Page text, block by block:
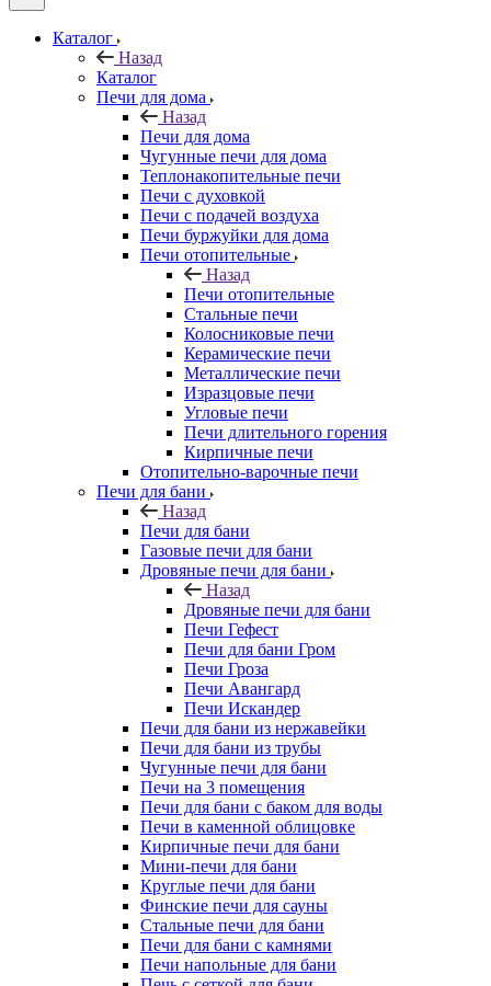
Каталог
Назад
Каталог
Печи для дома
Назад
Печи для дома
Чугунные печи для дома
Теплонакопительные печи
Печи с духовкой
Печи с подачей воздуха
Печи буржуйки для дома
Печи отопительные
Назад
Печи отопительные
Стальные печи
Колосниковые печи
Керамические печи
Металлические печи
Изразцовые печи
Угловые печи
Печи длительного горения
Кирпичные печи
Отопительно-варочные печи
Печи для бани
Назад
Печи для бани
Газовые печи для бани
Дровяные печи для бани
Назад
Дровяные печи для бани
Печи Гефест
Печи для бани Гром
Печи Гроза
Печи Авангард
Печи Искандер
Печи для бани из нержавейки
Печи для бани из трубы
Чугунные печи для бани
Печи на 3 помещения
Печи для бани с баком для воды
Печи в каменной облицовке
Кирпичные печи для бани
Мини-печи для бани
Круглые печи для бани
Финские печи для сауны
Стальные печи для бани
Печи для бани с камнями
Печи напольные для бани